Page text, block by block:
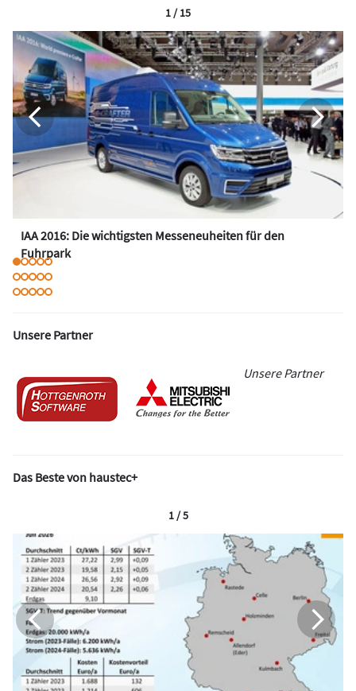
IAA 2016: Die wichtigsten Messeneuheiten für den
Fuhrpark
1 / 15
Unsere Partner
Unsere Partner
Das Beste von haustec+
1 / 5